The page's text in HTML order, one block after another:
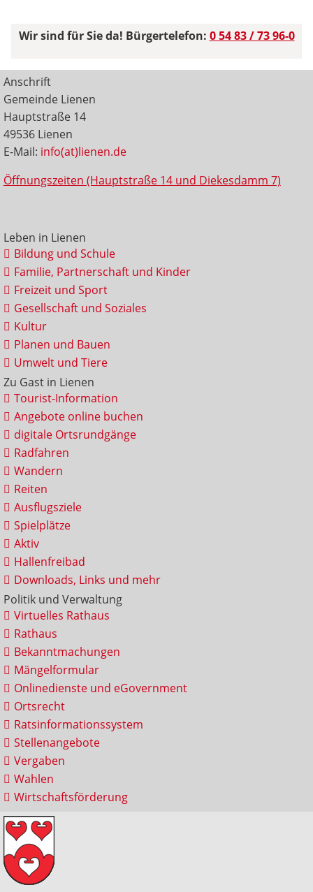
Wir sind für Sie da! Bürgertelefon: 0 54 83 / 73 96-0
Anschrift
Gemeinde Lienen
Hauptstraße 14
49536 Lienen
E-Mail: info(at)lienen.de
Öffnungszeiten (Hauptstraße 14 und Diekesdamm 7)
Leben in Lienen
Bildung und Schule
Familie, Partnerschaft und Kinder
Freizeit und Sport
Gesellschaft und Soziales
Kultur
Planen und Bauen
Umwelt und Tiere
Zu Gast in Lienen
Tourist-Information
Angebote online buchen
digitale Ortsrundgänge
Radfahren
Wandern
Reiten
Ausflugsziele
Spielplätze
Aktiv
Hallenfreibad
Downloads, Links und mehr
Politik und Verwaltung
Virtuelles Rathaus
Rathaus
Bekanntmachungen
Mängelformular
Onlinedienste und eGovernment
Ortsrecht
Ratsinformationssystem
Stellenangebote
Vergaben
Wahlen
Wirtschaftsförderung